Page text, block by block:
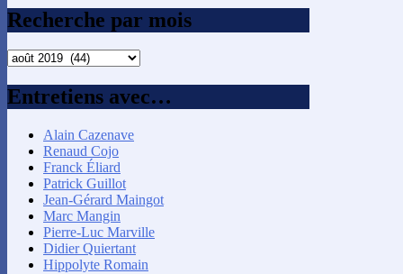
Recherche par mois
Recherche
mois
Entretiens avec…
Alain Cazenave
Renaud Cojo
Franck Éliard
Patrick Guillot
Jean-Gérard Maingot
Marc Mangin
Pierre-Luc Marville
Didier Quiertant
Hippolyte Romain